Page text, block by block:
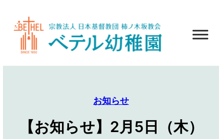
お知らせ
【お知らせ】2月5日（木）